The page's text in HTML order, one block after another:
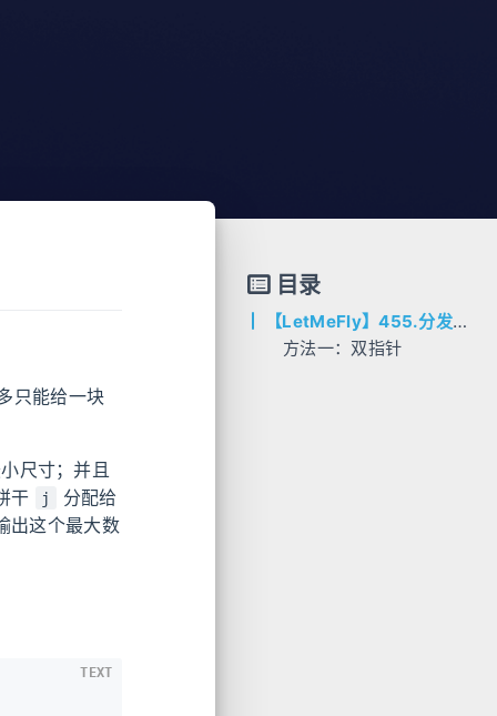
只能给一块
尺寸；并且
干
j
分配给
出这个最大数
TEXT
目录
【LetMeFly】455.分发饼干
方法一：双指针